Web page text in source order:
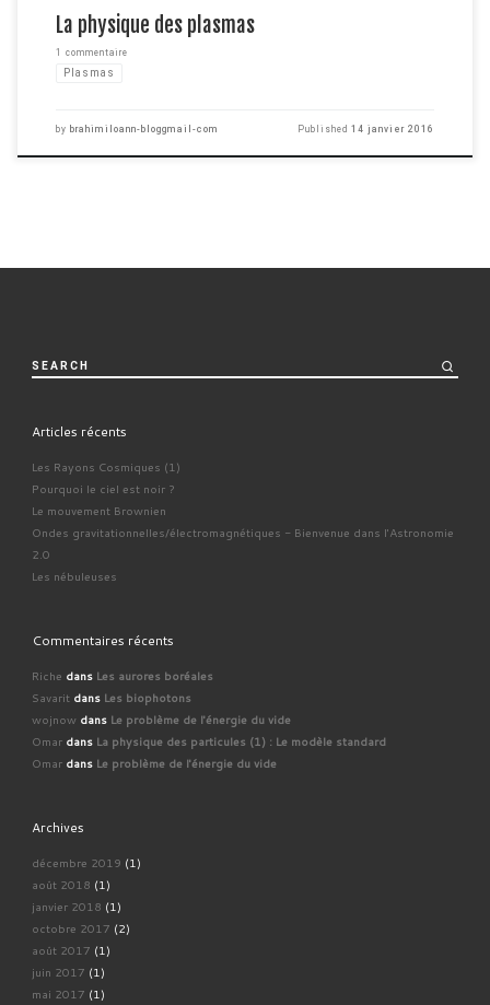
La physique des plasmas
1 commentaire
Plasmas
by brahimiloann-bloggmail-com Published14 janvier 2016
SEARCH
Articles récents
Les Rayons Cosmiques (1)
Pourquoi le ciel est noir ?
Le mouvement Brownien
Ondes gravitationnelles/électromagnétiques - Bienvenue dans l'Astronomie
2.0
Les nébuleuses
Commentaires récents
Riche dans Les aurores boréales
Savaritdans Les biophotons
wojnowdans Le problème de l'énergie du vide
Omardans La physique des particules (1) : Le modèle standard
Omardans Le problème de l'énergie du vide
Archives
décembre 2019 (1)
août 2018 (1)
janvier 2018 (1)
octobre 2017 (2)
août 2017 (1)
juin 2017 (1)
mai 2017 (1)